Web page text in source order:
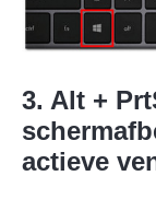
3. Alt +
actieve